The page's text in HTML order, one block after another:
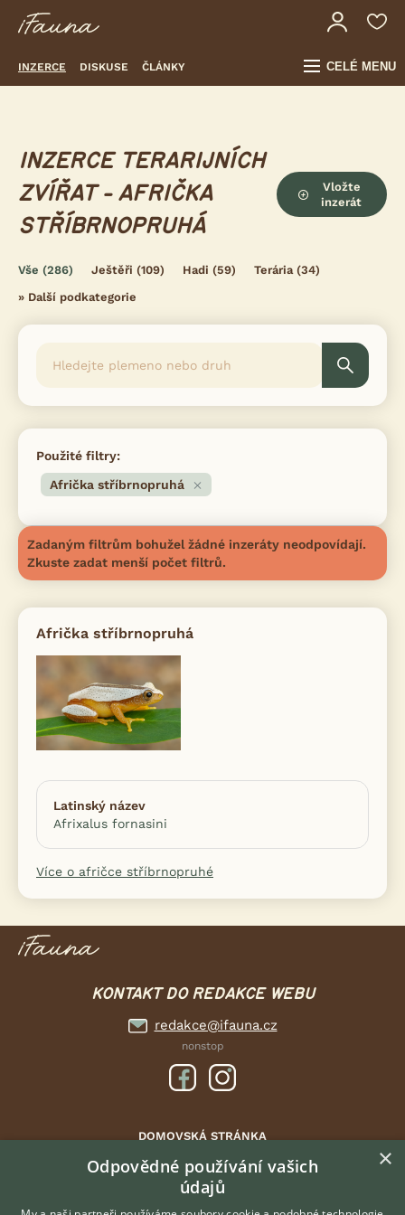
INZERCE DISKUSE ČLÁNKY CELÉ MENU
INZERCE TERARIJNÍCH
ZVÍŘAT - AFRIČKA
STŘÍBRNOPRUHÁ
Vložte
inzerát
Vše (286) Ještěři (109) Hadi (59) Terária(34)
» Další podkategorie
Použité filtry:
Afrička stříbrnopruhá
Zadaným filtrům bohužel žádné inzeráty neodpovídají.
Zkuste zadat menší počet filtrů.
Afrička stříbrnopruhá
Latinský název
Afrixalus fornasini
Více o afričce stříbrnopruhé
KONTAKT DO REDAKCE WEBU
redakce@ifauna.cz
nonstop
DOMOVSKÁ STRÁNKA
INZERCE
DISKUSE
ČLÁNKY
×
Odpovědné používání vašich
údajů